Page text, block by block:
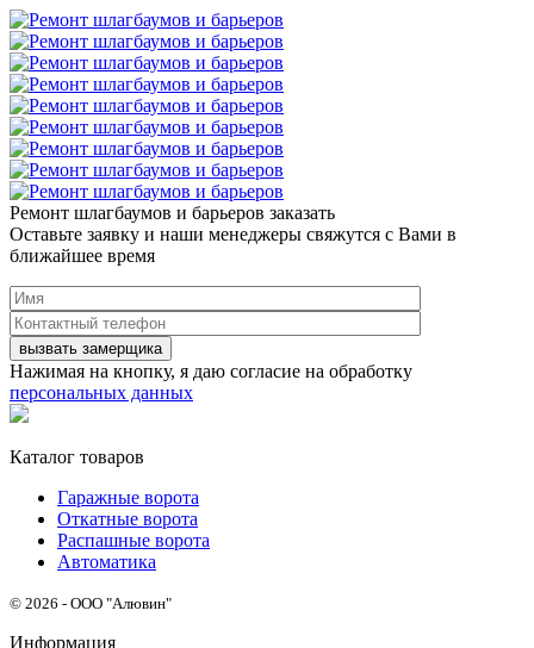
Ремонт шлагбаумов и барьеров заказать
Оставьте заявку и наши менеджеры свяжутся с Вами в
ближайшее время
Нажимая на кнопку, я даю согласие на обработку
персональных данных
Каталог товаров
Гаражные ворота
Откатные ворота
Распашные ворота
Автоматика
© 2026 - ООО "Алювин"
Информация